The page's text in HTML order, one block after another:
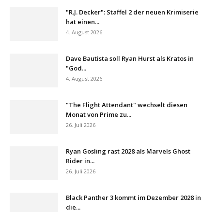
"R.J. Decker": Staffel 2 der neuen Krimiserie
hat einen...
4. August 2026
Dave Bautista soll Ryan Hurst als Kratos in
"God...
4. August 2026
"The Flight Attendant" wechselt diesen
Monat von Prime zu...
26. Juli 2026
Ryan Gosling rast 2028 als Marvels Ghost
Rider in...
26. Juli 2026
Black Panther 3 kommt im Dezember 2028 in
die...